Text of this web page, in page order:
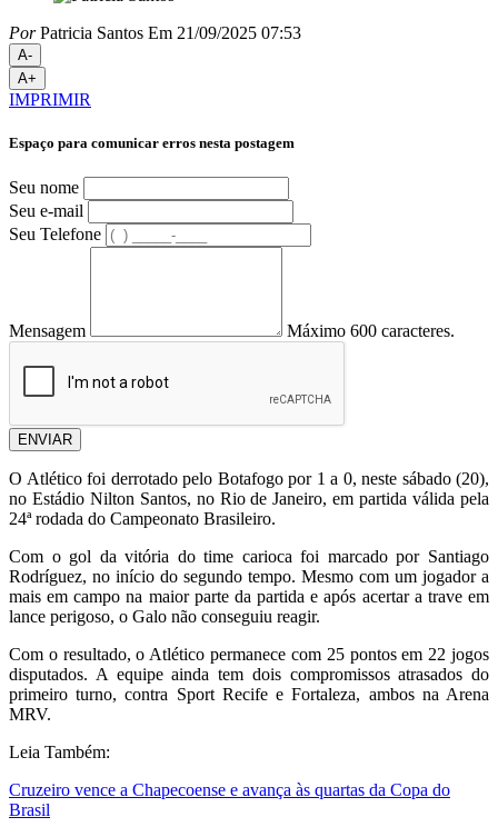
PorPatricia Santos Em 21/09/2025 07:53
A-
A+
IMPRIMIR
Espaço para comunicar erros nesta postagem
Seu nome
Seu e-mail
Seu Telefone
Mensagem Máximo 600 caracteres.
ENVIAR
O Atlético foi derrotado pelo Botafogo por 1 a 0, neste sábado (20),
no Estádio Nilton Santos, no Rio de Janeiro, em partida válida pela
24ª rodada do Campeonato Brasileiro.
Com o gol da vitória do time carioca foi marcado por Santiago
Rodríguez, no início do segundo tempo. Mesmo com um jogador a
mais em campo na maior parte da partida e após acertar a trave em
lance perigoso, o Galo não conseguiu reagir.
Com o resultado, o Atlético permanece com 25 pontos em 22 jogos
disputados. A equipe ainda tem dois compromissos atrasados do
primeiro turno, contra Sport Recife e Fortaleza, ambos na Arena
MRV.
Leia Também:
Cruzeiro vence a Chapecoense e avança às quartas da Copa do
Brasil